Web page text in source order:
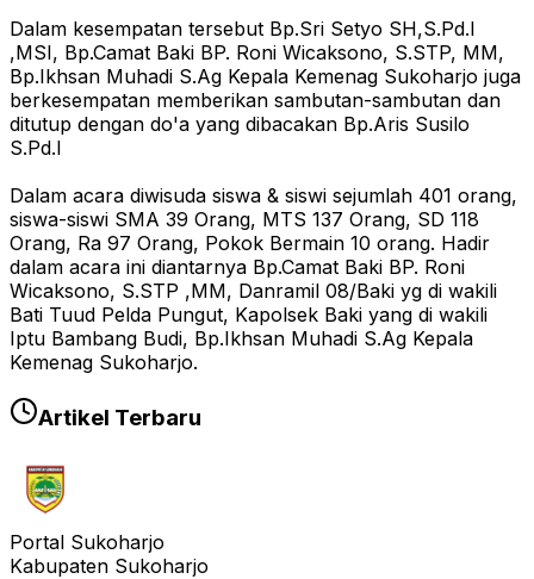
Dalam kesempatan tersebut Bp.Sri Setyo SH,S.Pd.I
,MSI, Bp.Camat Baki BP. Roni Wicaksono, S.STP, MM,
Bp.Ikhsan Muhadi S.Ag Kepala Kemenag Sukoharjo juga
berkesempatan memberikan sambutan-sambutan dan
ditutup dengan do'a yang dibacakan Bp.Aris Susilo
S.Pd.I
Dalam acara diwisuda siswa & siswi sejumlah 401 orang,
siswa-siswi SMA 39 Orang, MTS 137 Orang, SD 118
Orang, Ra 97 Orang, Pokok Bermain 10 orang. Hadir
dalam acara ini diantarnya Bp.Camat Baki BP. Roni
Wicaksono, S.STP ,MM, Danramil 08/Baki yg di wakili
Bati Tuud Pelda Pungut, Kapolsek Baki yang di wakili
Iptu Bambang Budi, Bp.Ikhsan Muhadi S.Ag Kepala
Kemenag Sukoharjo.
Artikel Terbaru
Portal Sukoharjo
Kabupaten Sukoharjo